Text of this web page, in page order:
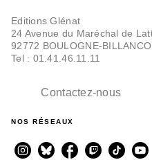
Editions Glénat
24 Avenue du Maréchal de
92772 BOULOGNE-
Tel : 01.41.46.11.11
Contactez-nous
NOS RÉSEAUX